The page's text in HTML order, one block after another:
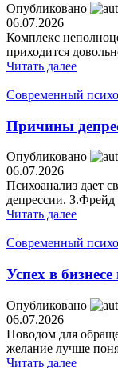
Опубликовано
06.07.2026
Комплекс
приходится
Читать далее
Современный
Причины
Опубликовано
06.07.2026
Психоанализ дает
депрессии. З.Фрейд
Читать далее
Современный
Успех в
Опубликовано
06.07.2026
Поводом для
желание лучше
Читать далее